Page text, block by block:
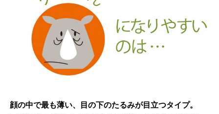
顔の中で最も薄い、目の下のたるみが目立つタイプ。